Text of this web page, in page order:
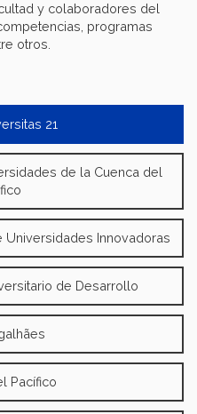
y colaboradores del
programas
otros.
21
de la Cuenca del
Universidades Innovadoras
de Desarrollo
Pacífico